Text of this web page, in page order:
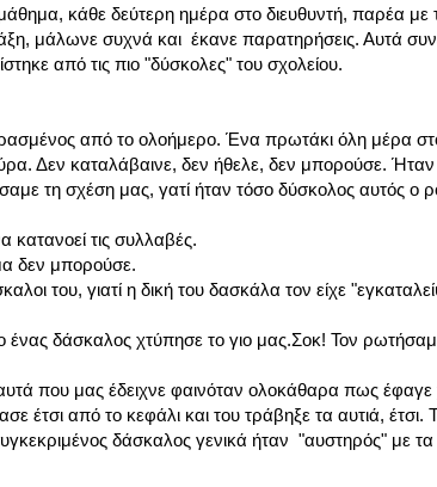
κάθε δεύτερη ημέρα στο διευθυντή, παρέα με
μάλωνε συχνά και έκανε παρατηρήσεις. Αυτά
από τις πιο "δύσκολες" του σχολείου.
από το ολοήμερο. Ένα πρωτάκι όλη μέρα
Δεν καταλάβαινε, δεν ήθελε, δεν μπορούσε. Ήταν
τη σχέση μας, γατί ήταν τόσο δύσκολος αυτός ο
κατανοεί τις συλλαβές.
δεν μπορούσε.
του, γιατί η δική του δασκάλα τον είχε
ένας δάσκαλος χτύπησε το γιο μας.Σοκ! Τον
που μας έδειχνε φαινόταν ολοκάθαρα πως έφαγε
έτσι από το κεφάλι και του τράβηξε τα αυτιά, έτσι.
δάσκαλος γενικά ήταν "αυστηρός" με τα